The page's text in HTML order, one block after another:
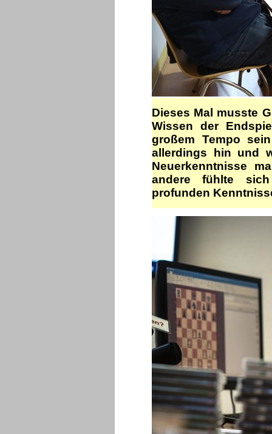
Dieses Mal musste
Wissen der
großem Tempo
allerdings hin und
Neuerkenntnisse
andere fühlte
profunden